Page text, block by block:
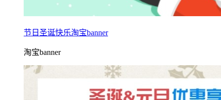
节日圣诞快乐淘宝banner
淘宝banner